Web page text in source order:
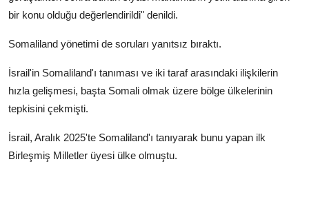
bir konu olduğu değerlendirildi" denildi.
Somaliland yönetimi de soruları yanıtsız bıraktı.
İsrail'in Somaliland'ı tanıması ve iki taraf arasındaki ilişkilerin
hızla gelişmesi, başta Somali olmak üzere bölge ülkelerinin
tepkisini çekmişti.
İsrail, Aralık 2025'te Somaliland'ı tanıyarak bunu yapan ilk
Birleşmiş Milletler üyesi ülke olmuştu.